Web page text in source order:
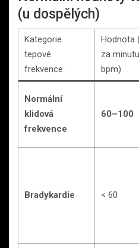
(u dospělých)
Kategorie
tepové
frekvence
Hodnota
za
bpm)
Normální
klidová
frekvence
60–100
Bradykardie < 60